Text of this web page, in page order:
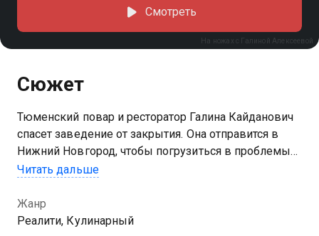
На ножах с Галиной Алексеевой
Смотреть
Сюжет
Тюменский повар и ресторатор Галина Кайданович
спасет заведение от закрытия. Она отправится в
Нижний Новгород, чтобы погрузиться в проблемы
ресторана, оценить масштаб не выстроенных
опытом.
Читать дальше
Жанр
Реалити, Кулинарный